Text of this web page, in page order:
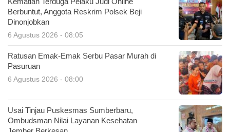
Berbuntut, Anggota Reskrim Polsek Beji
Dinonjobkan
6 Agustus 2026 - 08:05
Ratusan Emak-Emak Serbu Pasar Murah di
Pasuruan
6 Agustus 2026 - 08:00
Usai Tinjau Puskesmas Sumberbaru,
Ombudsman Nilai Layanan Kesehatan